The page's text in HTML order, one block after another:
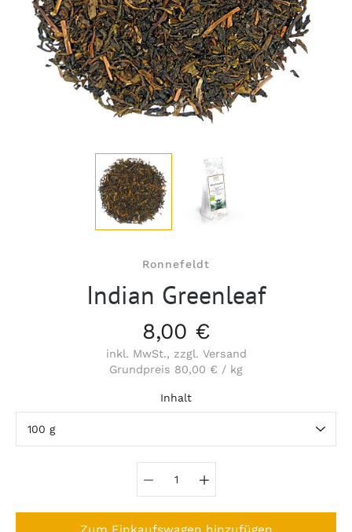
Ronnefeldt
Indian Greenleaf
8,00 €
inkl. MwSt., zzgl. Versand
Grundpreis 80,00 € / kg
Inhalt
Variante auswählen